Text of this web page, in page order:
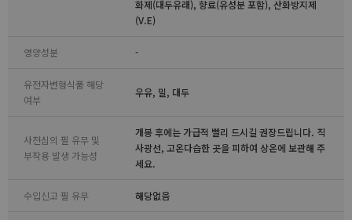
화제(대두유래), 향료(유성분 포함), 산화방지제
(V.E)
영양성분 -
유전자변형식품 해당
여부
우유, 밀, 대두
사전심의 필 유무 및
부작용 발생 가능성
개봉 후에는 가급적 빨리 드시길 권장드립니다. 직
사광선, 고온다습한 곳을 피하여 상온에 보관해 주
세요.
수입신고 필 유무 해당없음